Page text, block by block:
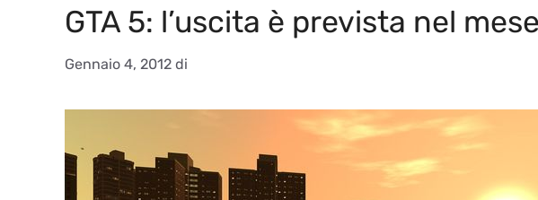
GTA 5: l’uscita è prevista nel
Gennaio 4, 2012 di